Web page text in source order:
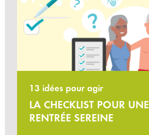
13 idées pour agir
LA CHECKLIST POUR UNE
RENTRÉE SEREINE